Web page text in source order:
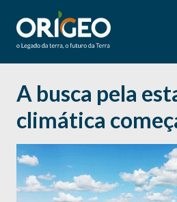
A busca pela
climática